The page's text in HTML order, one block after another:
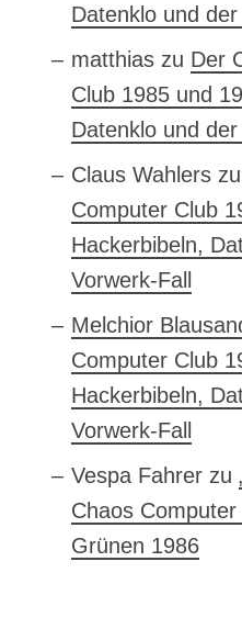
Datenklo und der
matthiaszu Der
Club 1985 und
Datenklo und der
Claus Wahlerszu
Computer Club
Hackerbibeln,
Vorwerk-Fall
Melchior
Computer Club
Hackerbibeln,
Vorwerk-Fall
Vespa Fahrerzu
Chaos
Grünen 1986